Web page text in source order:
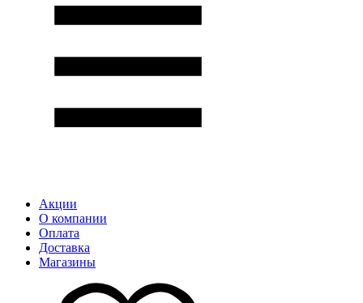
Акции
О компании
Оплата
Доставка
Магазины